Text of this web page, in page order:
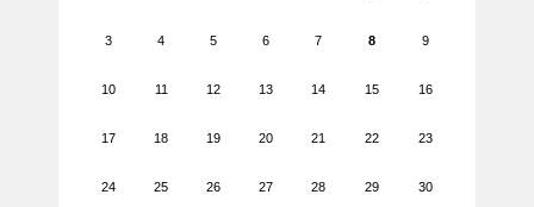
3 4 5 6 7 8 9
10 11 12 13 14 15 16
17 18 19 20 21 22 23
24 25 26 27 28 29 30